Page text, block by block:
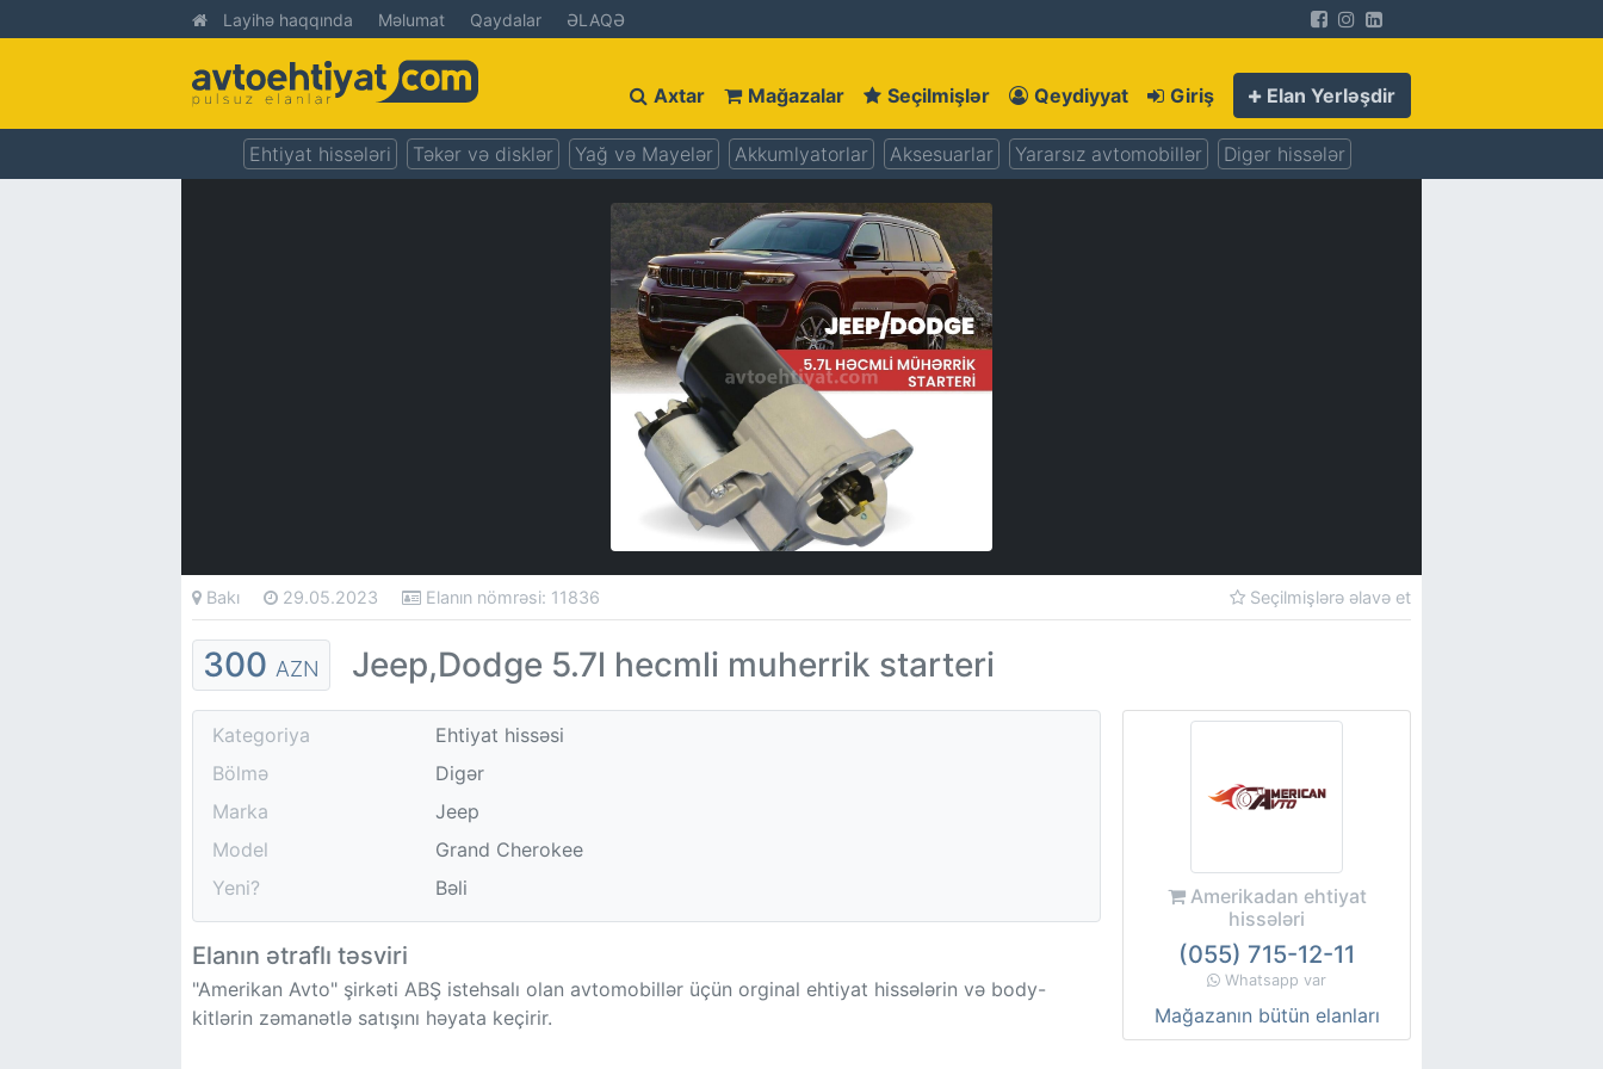
Layihə haqqında Məlumat Qaydalar ƏLAQƏ
Axtar Mağazalar Seçilmişlər Qeydiyyat Giriş Elan Yerləşdir
Ehtiyat hissələri Təkər və disklər Yağ və Mayelər Akkumlyatorlar Aksesuarlar Yararsız avtomobillər Digər hissələr
Bakı 29.05.2023 Elanın nömrəsi: 11836 Seçilmişlərə əlavə et
300 AZN Jeep,Dodge 5.7l hecmli muherrik starteri
Kategoriya
Ehtiyat hissəsi
Bölmə
Digər
Marka
Jeep
Model
Grand Cherokee
Yeni?
Bəli
Elanın ətraflı təsviri
"Amerikan Avto" şirkəti ABŞ istehsalı olan avtomobillər üçün orginal ehtiyat hissələrin və body-
kitlərin zəmanətlə satışını həyata keçirir.
Amerikadan ehtiyat
hissələri
(055) 715-12-11
Whatsapp var
Mağazanın bütün elanları